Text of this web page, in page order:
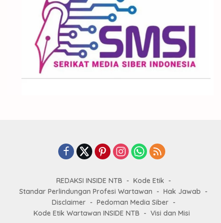
REDAKSI INSIDE NTB
Kode Etik
Standar Perlindungan Profesi Wartawan
Hak Jawab
Disclaimer
Pedoman Media Siber
Kode Etik Wartawan INSIDE NTB
Visi dan Misi